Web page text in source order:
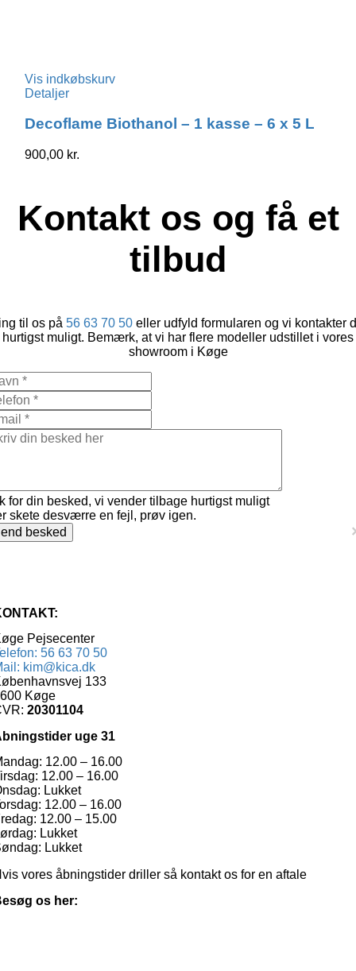
Vis indkøbskurv
Detaljer
Decoflame Biothanol – 1 kasse – 6 x 5 L
900,00 kr.
Kontakt os og få et
tilbud
til os på 56 63 70 50 eller udfyld formularen og vi kontakter
hurtigst muligt. Bemærk, at vi har flere modeller udstillet i vores
showroom i Køge
for din besked, vi vender tilbage hurtigst muligt
skete desværre en fejl, prøv igen.
besked
Pejsecenter
56 63 70 50
kim@kica.dk
133
Køge
20301104
uge 31
12.00 – 16.00
12.00 – 16.00
Lukket
12.00 – 16.00
12.00 – 15.00
Lukket
Lukket
vores åbningstider driller så kontakt os for en aftale
os her: